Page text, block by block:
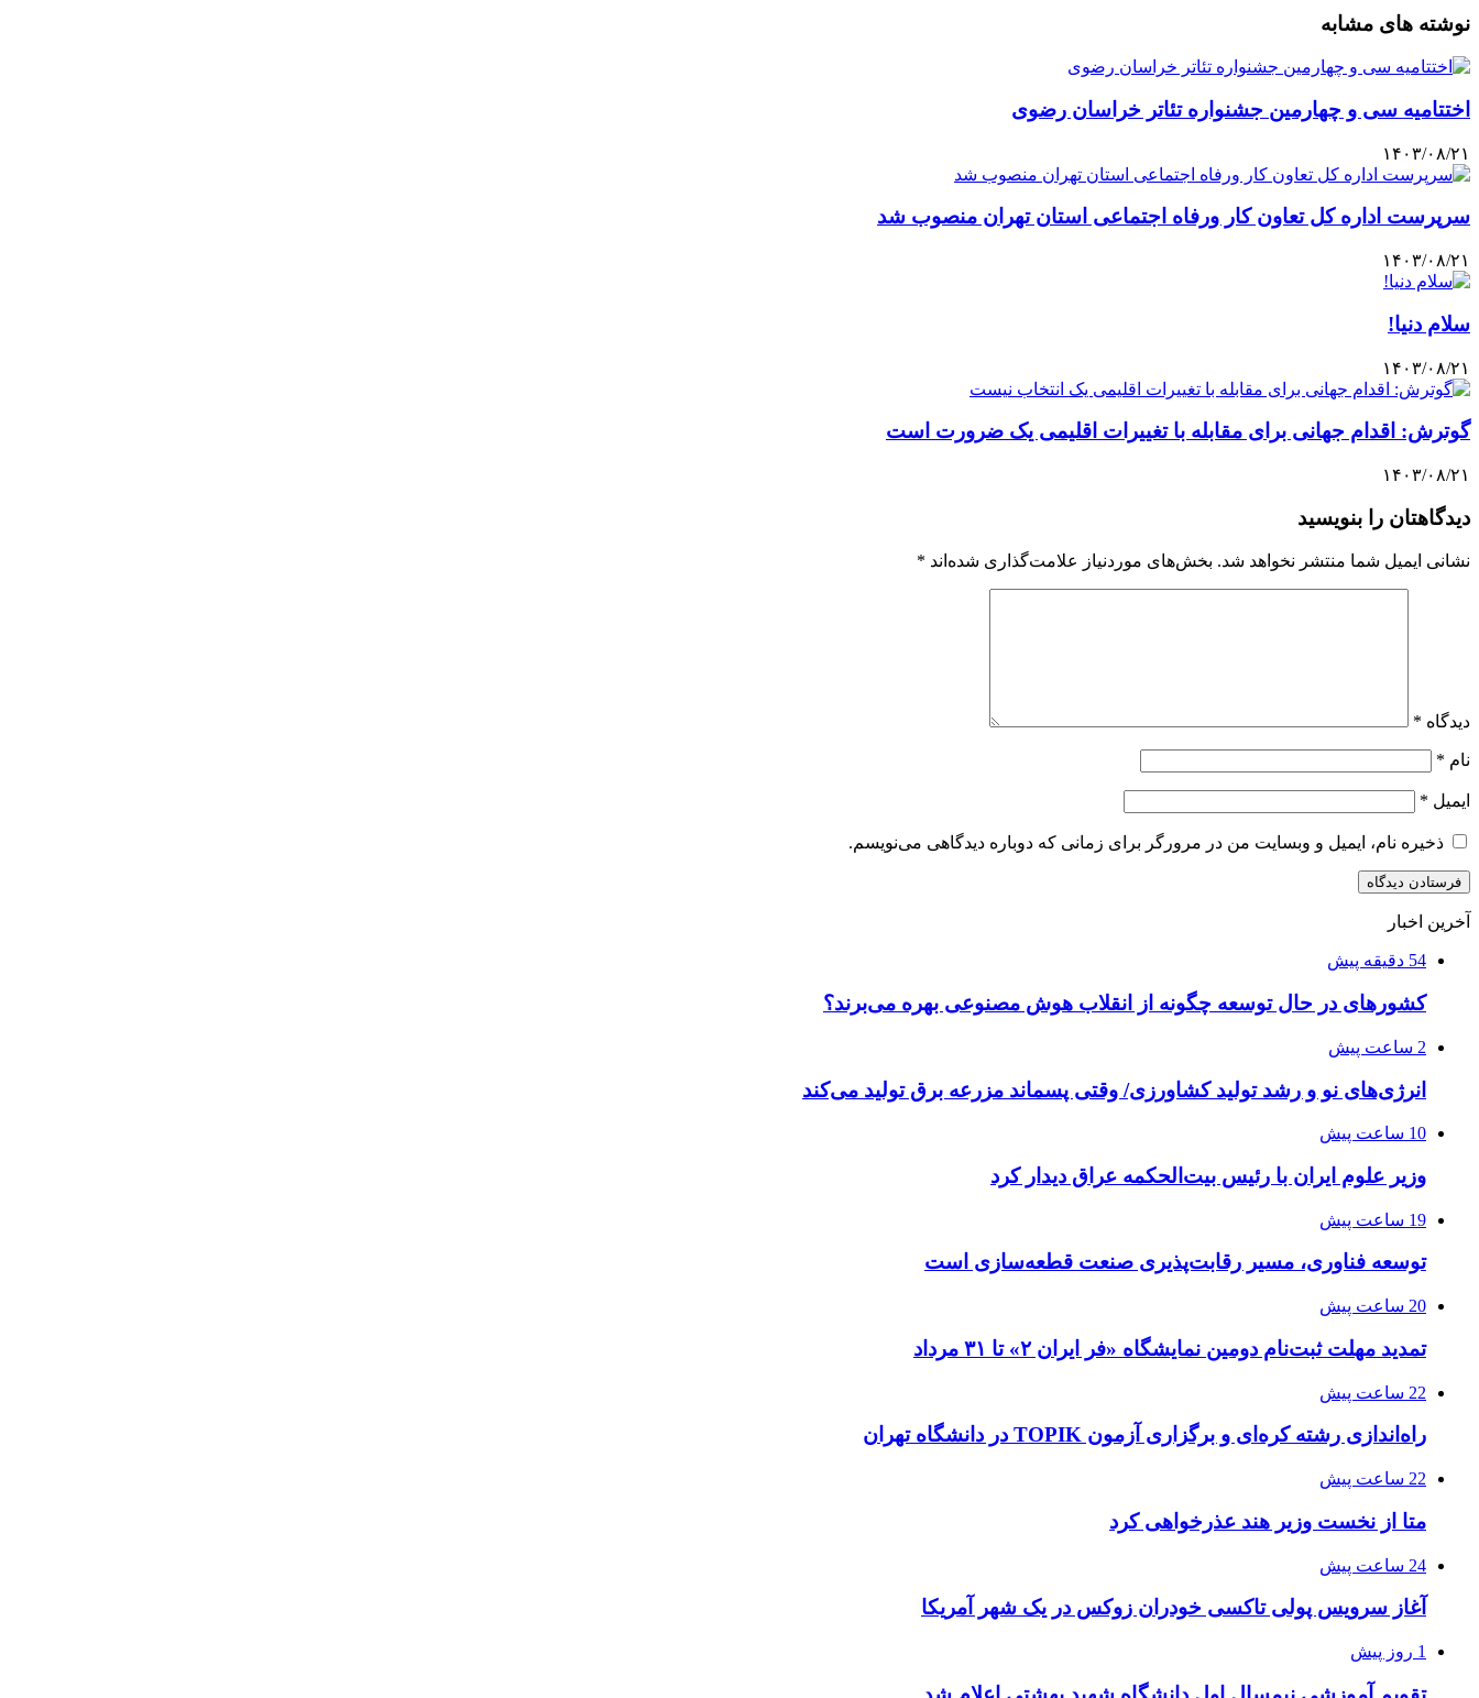
نوشته های مشابه
اختتامیه سی و چهارمین جشنواره تئاتر خراسان رضوی
۱۴۰۳/۰۸/۲۱
سرپرست اداره کل تعاون کار ورفاه اجتماعی استان تهران منصوب شد
۱۴۰۳/۰۸/۲۱
سلام دنیا!
۱۴۰۳/۰۸/۲۱
گوترش: اقدام جهانی برای مقابله با تغییرات اقلیمی یک ضرورت است
۱۴۰۳/۰۸/۲۱
دیدگاهتان را بنویسید
نشانی ایمیل شما منتشر نخواهد شد. بخش‌های موردنیاز علامت‌گذاری شده‌اند *
دیدگاه *
نام *
ایمیل *
ذخیره نام، ایمیل و وبسایت من در مرورگر برای زمانی که دوباره دیدگاهی می‌نویسم.
آخرین اخبار
54 دقیقه پیش
کشورهای در حال توسعه چگونه از انقلاب هوش مصنوعی بهره می‌برند؟
2 ساعت پیش
انرژی‌های نو و رشد تولید کشاورزی/ وقتی پسماند مزرعه‌ برق تولید می‌کند
10 ساعت پیش
وزیر علوم ایران با رئیس بیت‌الحکمه عراق دیدار کرد
19 ساعت پیش
توسعه فناوری، مسیر رقابت‌پذیری صنعت قطعه‌سازی است
20 ساعت پیش
تمدید مهلت ثبت‌نام دومین نمایشگاه «فر ایران ۲» تا ۳۱ مرداد
22 ساعت پیش
راه‌اندازی رشته کره‌ای و برگزاری آزمون TOPIK در دانشگاه تهران
22 ساعت پیش
متا از نخست وزیر هند عذرخواهی کرد
24 ساعت پیش
آغاز سرویس پولی تاکسی خودران زوکس در یک شهر آمریکا
1 روز پیش